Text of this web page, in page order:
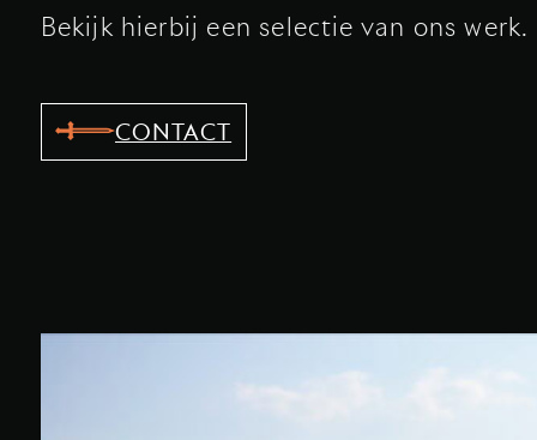
Bekijk hierbij een selectie van ons werk.
CONTACT